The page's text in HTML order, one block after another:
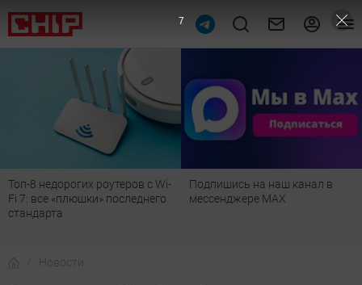
Подпишись на наш канал в
мессенджере МАХ
Рейтинг телевизоров 2026:
лучшие модели для гостиной,
Новости
6